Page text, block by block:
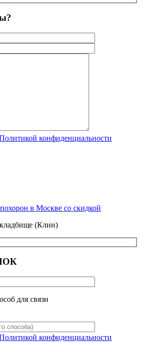
конфиденциальности
в Москве со скидкой
(Клин)
для связи
конфиденциальности